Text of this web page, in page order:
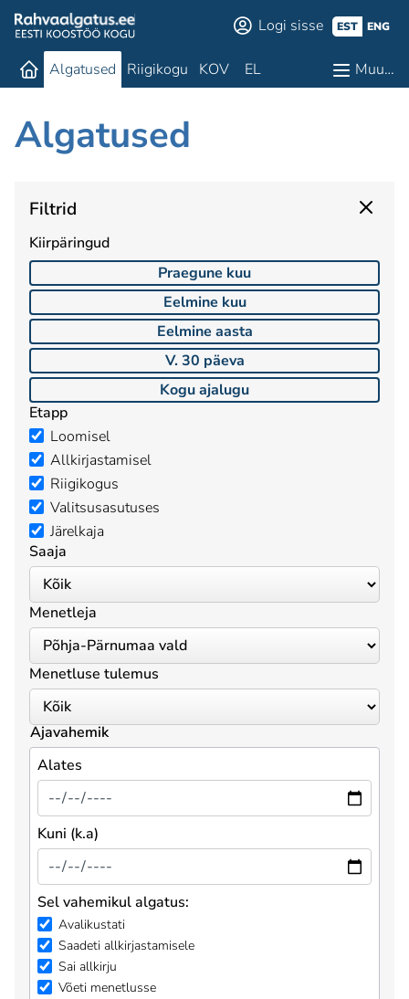
Logi sisse EST ENG
Algatused Riigikogu KOV EL Muu…
Algatused
Filtrid
Kiirpäringud
Praegune kuu
Eelmine kuu
Eelmine aasta
V. 30 päeva
Kogu ajalugu
Etapp
Loomisel
Allkirjastamisel
Riigikogus
Valitsusasutuses
Järelkaja
Saaja
Menetleja
Menetluse tulemus
Ajavahemik
Alates
Kuni (k.a)
Sel vahemikul algatus:
Avalikustati
Saadeti allkirjastamisele
Sai allkirju
Võeti menetlusse